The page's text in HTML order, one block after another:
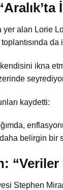
yer alan Lorie
ikna
kaydetti:
belirgin bir
Stephen